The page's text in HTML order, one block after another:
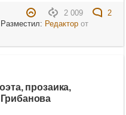
2 009
2
Редакторот
прозаика,